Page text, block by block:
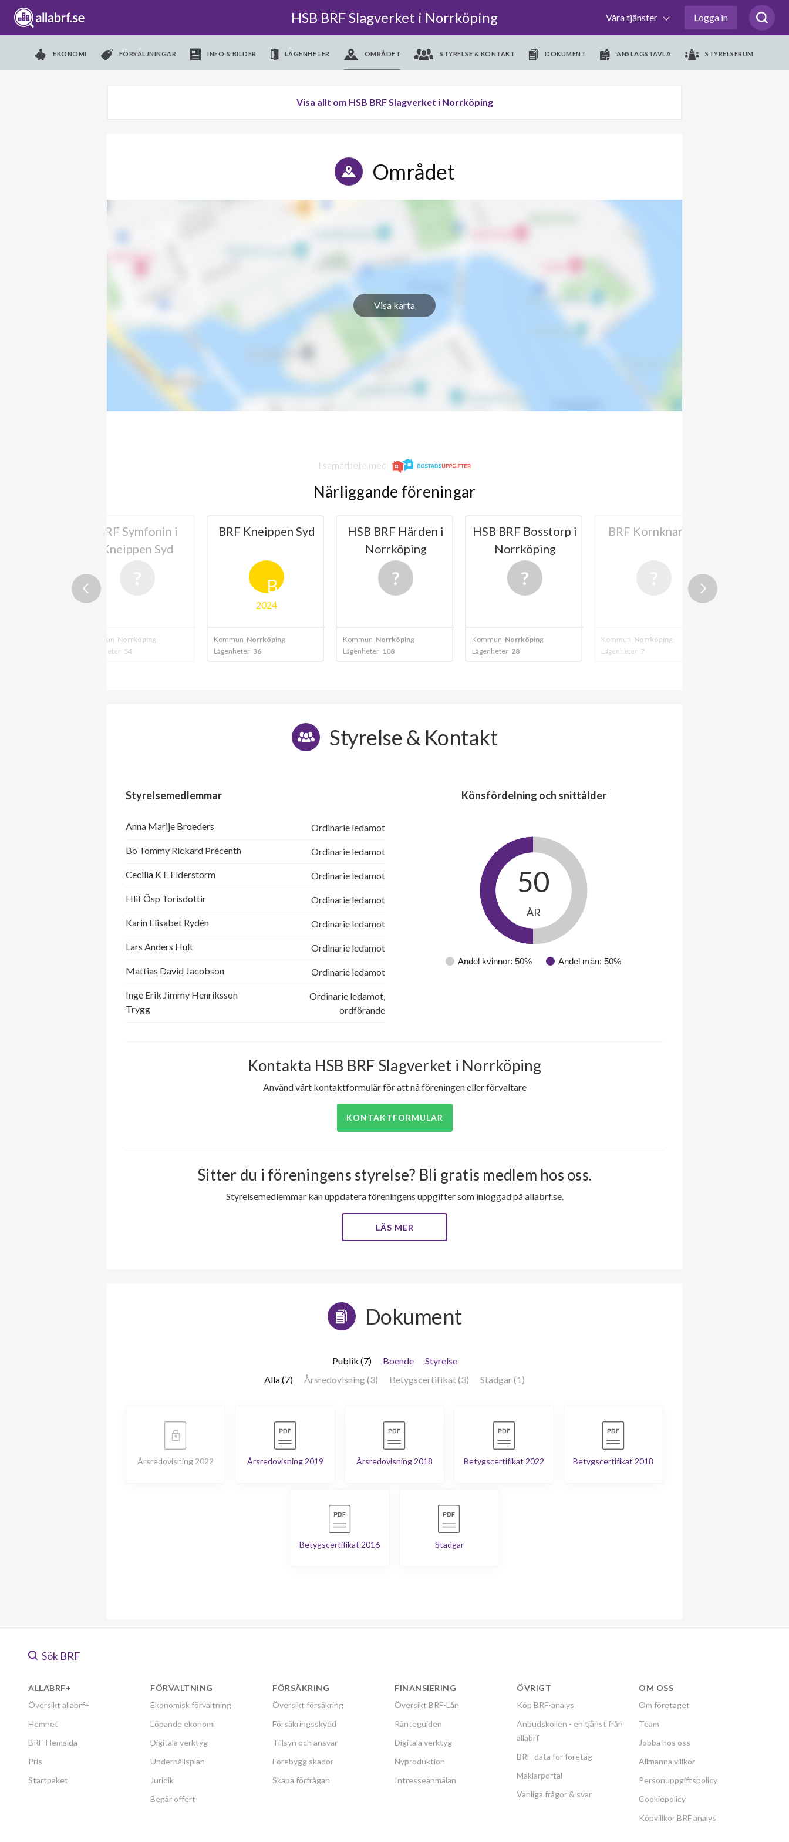
HSB BRF Slagverket i Norrköping Våra tjänster Logga in
EKONOMI FÖRSÄLJNINGAR INFO & BILDER LÄGENHETER OMRÅDET STYRELSE & KONTAKT DOKUMENT ANSLAGSTAVLA STYRELSERUM
Visa allt om HSB BRF Slagverket i Norrköping
Området
Visa karta
I samarbete med
Närliggande föreningar
BRF Symfonin i
Kneippen Syd
Kommun Norrköping
Lägenheter 54
BRF Kneippen Syd
B
2024
Kommun Norrköping
Lägenheter 36
HSB BRF Härden i
Norrköping
Kommun Norrköping
Lägenheter 108
HSB BRF Bosstorp i
Norrköping
Kommun Norrköping
Lägenheter 28
BRF Kornknarren
Kommun Norrköping
Lägenheter 7
Styrelse & Kontakt
Styrelsemedlemmar
Anna Marije Broeders Ordinarie ledamot
Bo Tommy Rickard Précenth Ordinarie ledamot
Cecilia K E Elderstorm Ordinarie ledamot
Hlif Ösp Torisdottir Ordinarie ledamot
Karin Elisabet Rydén Ordinarie ledamot
Lars Anders Hult Ordinarie ledamot
Mattias David Jacobson Ordinarie ledamot
Inge Erik Jimmy Henriksson
Trygg
Ordinarie ledamot,
ordförande
Könsfördelning och snittålder
Andel kvinnor: 50% Andel män: 50%
50
ÅR
Kontakta HSB BRF Slagverket i Norrköping
Använd vårt kontaktformulär för att nå föreningen eller förvaltare
KONTAKTFORMULÄR
Sitter du i föreningens styrelse? Bli gratis medlem hos oss.
Styrelsemedlemmar kan uppdatera föreningens uppgifter som inloggad på allabrf.se.
LÄS MER
Dokument
Publik (7) Boende
Styrelse
Alla (7)
Årsredovisning (3) Betygscertifikat (3) Stadgar (1)
Årsredovisning 2022 Årsredovisning 2019 Årsredovisning 2018 Betygscertifikat 2022 Betygscertifikat 2018
Betygscertifikat 2016 Stadgar
Sök BRF
ALLABRF+
Översikt allabrf+
Hemnet
BRF-Hemsida
Pris
Startpaket
FÖRVALTNING
Ekonomisk förvaltning
Löpande ekonomi
Digitala verktyg
Underhållsplan
Juridik
Begär offert
FÖRSÄKRING
Översikt försäkring
Försäkringsskydd
Tillsyn och ansvar
Förebygg skador
Skapa förfrågan
FINANSIERING
Översikt BRF-Lån
Ränteguiden
Digitala verktyg
Nyproduktion
Intresseanmälan
ÖVRIGT
Köp BRF-analys
Anbudskollen - en tjänst från
allabrf
BRF-data för företag
Mäklarportal
Vanliga frågor & svar
OM OSS
Om företaget
Team
Jobba hos oss
Allmänna villkor
Personuppgiftspolicy
Cookiepolicy
Köpvillkor BRF analys